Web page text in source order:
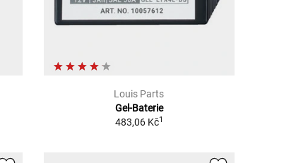
Louis Parts
Gel-Baterie
483,06 Kč1